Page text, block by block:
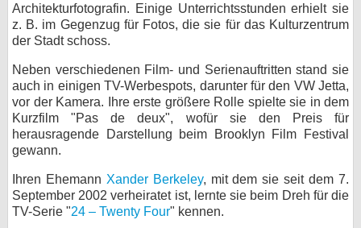
Architekturfotografin. Einige Unterrichtsstunden erhielt sie
z. B. im Gegenzug für Fotos, die sie für das Kulturzentrum
der Stadt schoss.
Neben verschiedenen Film- und Serienauftritten stand sie
auch in einigen TV-Werbespots, darunter für den VW Jetta,
vor der Kamera. Ihre erste größere Rolle spielte sie in dem
Kurzfilm "Pas de deux", wofür sie den Preis für
herausragende Darstellung beim Brooklyn Film Festival
gewann.
Ihren Ehemann Xander Berkeley, mit dem sie seit dem 7.
September 2002 verheiratet ist, lernte sie beim Dreh für die
TV-Serie "24 – Twenty Four" kennen.
Kontakt
Datenschutz
Cookie-Einstellungen
Desktop-Ansicht
myFanbase